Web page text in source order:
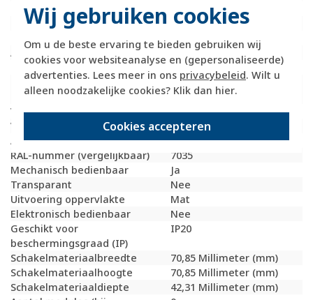
Wij gebruiken cookies
Om u de beste ervaring te bieden gebruiken wij
cookies voor websiteanalyse en (gepersonaliseerde)
advertenties. Lees meer in ons privacybeleid. Wilt u
alleen noodzakelijke cookies? Klik dan hier.
Cookies accepteren
Inbouwdiameter
0 Millimeter (mm)
Tekstveld/beschrijvingsvlak
Nee
Materiaalkwaliteit
Overig
Aantal polen
2
Materiaal
Metaal
Bevestigingswijze
Bevestiging met
schroef
Voor rolluiken
Ja
Voor zonweringen
Ja
Aantal toetsen
1
RAL-nummer (vergelijkbaar)
7035
Mechanisch bedienbaar
Ja
Transparant
Nee
Uitvoering oppervlakte
Mat
Elektronisch bedienbaar
Nee
Geschikt voor
beschermingsgraad (IP)
IP20
Schakelmateriaalbreedte
70,85 Millimeter (mm)
Schakelmateriaalhoogte
70,85 Millimeter (mm)
Schakelmateriaaldiepte
42,31 Millimeter (mm)